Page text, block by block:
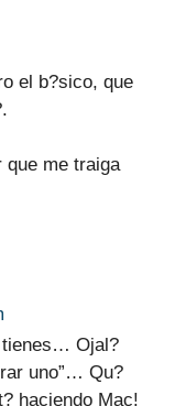
el b?sico, que
que me traiga
tienes… Ojal?
uno”… Qu?
haciendo Mac!